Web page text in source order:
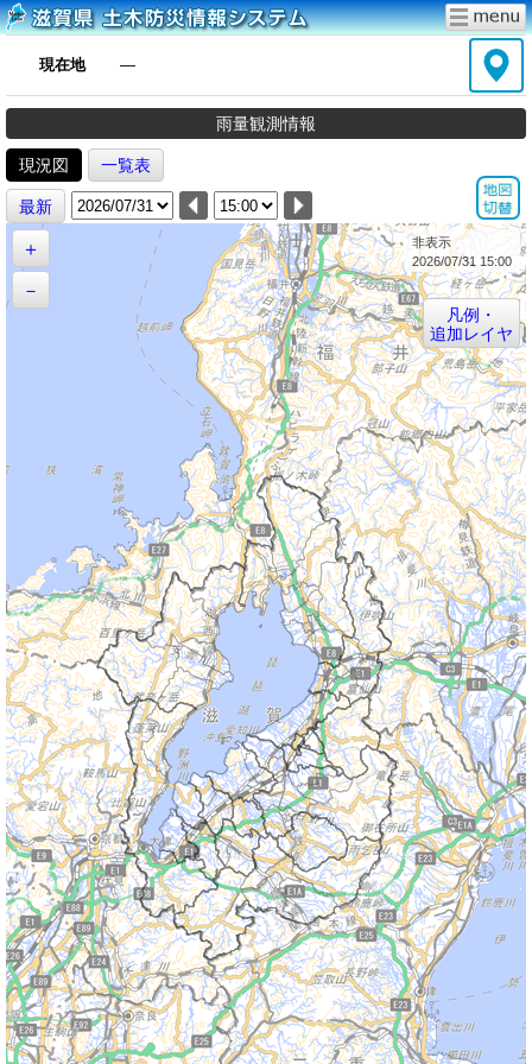
現在地 ―
雨量観測情報
現況図 一覧表
最新
＋
－
非表示
2026/07/31 15:00
凡例・
追加レイヤ